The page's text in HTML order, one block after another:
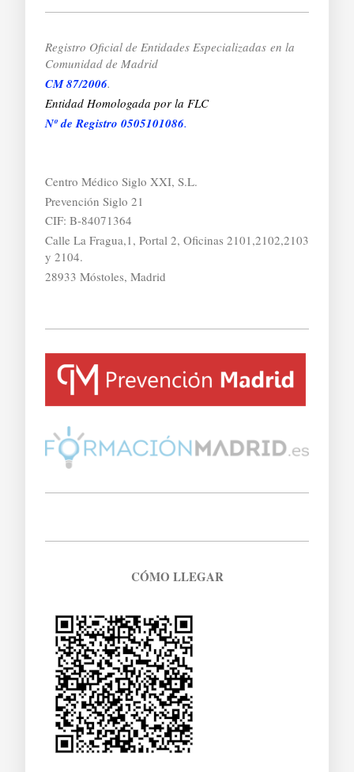
Registro Oficial de Entidades Especializadas en la
Comunidad de Madrid
CM 87/2006.
Entidad Homologada por la FLC
Nº de Registro 0505101086.
Centro Médico Siglo XXI, S.L.
Prevención Siglo 21
CIF: B-84071364
Calle La Fragua,1, Portal 2, Oficinas 2101,2102,2103
y 2104.
28933 Móstoles, Madrid
CÓMO LLEGAR